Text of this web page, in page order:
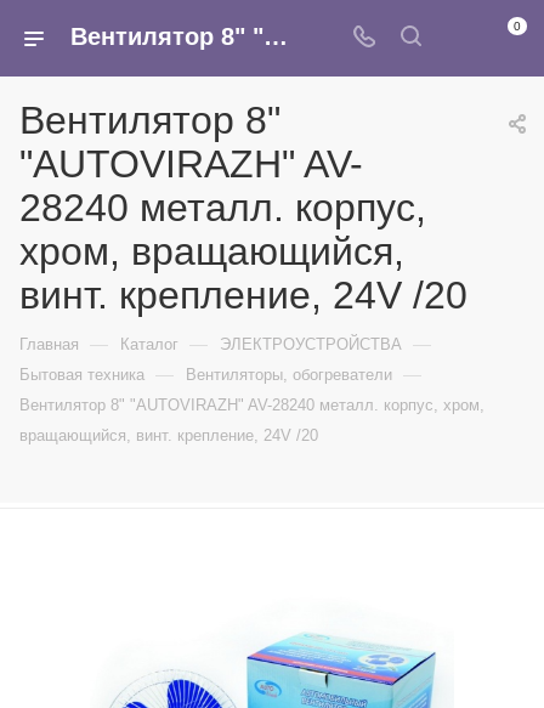
Вентилятор 8" "AUTOVIRAZH" AV-28240 металл. корпус, хром, вращающийся, винт. крепление, 24V /20 - купить в интернет-магазине Армина 0
Вентилятор 8"
"AUTOVIRAZH" AV-
28240 металл. корпус,
хром, вращающийся,
винт. крепление, 24V /20
Главная — Каталог — ЭЛЕКТРОУСТРОЙСТВА —
Бытовая техника — Вентиляторы, обогреватели —
Вентилятор 8" "AUTOVIRAZH" AV-28240 металл. корпус, хром,
вращающийся, винт. крепление, 24V /20